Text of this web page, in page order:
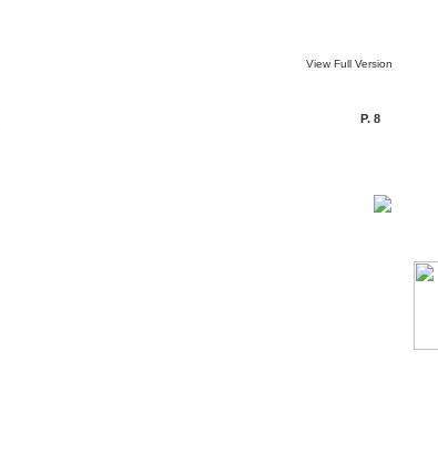
View Full Version
P. 8